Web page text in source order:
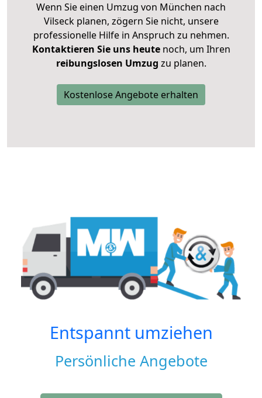
Wenn Sie einen Umzug von München nach
Vilseck planen, zögern Sie nicht, unsere
professionelle Hilfe in Anspruch zu nehmen.
Kontaktieren Sie uns heutenoch, um Ihren
reibungslosen Umzug zu planen.
Kostenlose Angebote erhalten
Entspannt umziehen
Persönliche Angebote